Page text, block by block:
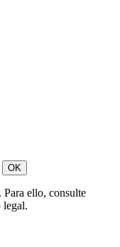
OK
Para ello, consulte
legal.